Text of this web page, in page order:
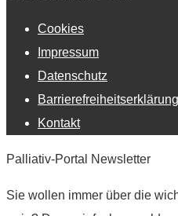
Cookies
Impressum
Datenschutz
Barrierefreiheitserklärung
Kontakt
Palliativ-Portal Newsletter
Sie wollen immer über die